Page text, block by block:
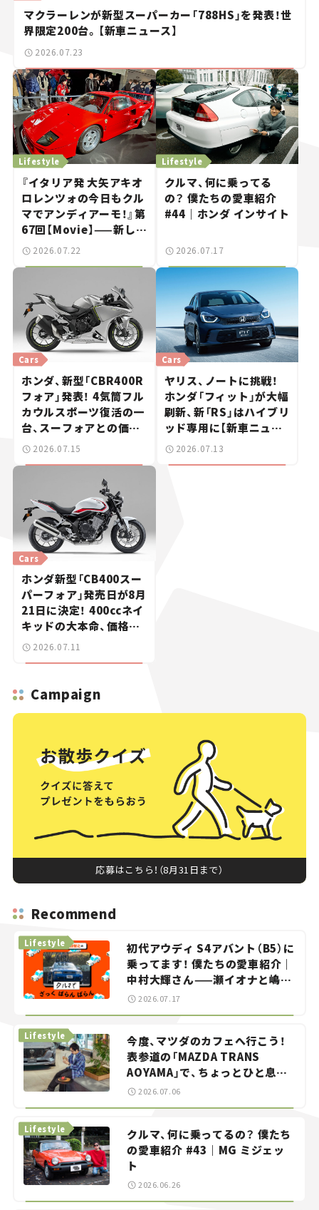
マクラーレンが新型スーパーカー「788HS」を発表！世
界限定200台。【新車ニュース】
2026.07.23
Lifestyle
『イタリア発 大矢アキオ
ロレンツォの今日もクル
マでアンディアーモ！』第
67回【Movie】——新しい
スーパーカーショーで起
きた、若者たちの「驚き」
2026.07.22
Lifestyle
クルマ、何に乗ってる
の？ 僕たちの愛車紹介
#44｜ホンダ インサイト
2026.07.17
Cars
ホンダ、新型「CBR400R
フォア」発表！ 4気筒フル
カウルスポーツ復活の一
台、スーフォアとの価格
差は20万円【新車ニュー
2026.07.15
Cars
ヤリス、ノートに挑戦！
ホンダ「フィット」が大幅
刷新、新「RS」はハイブリ
ッド専用に【新車ニュー
ス】2026.07.13
Cars
ホンダ新型「CB400スー
パーフォア」発売日が8月
21日に決定！ 400ccネイ
キッドの大本命、価格は
100万円切りの99万
2026.07.11
Campaign
応募はこちら！（8月31日まで）
Recommend
初代アウディ S4アバント（B5）に
乗ってます！ 僕たちの愛車紹介｜
中村大輝さん——瀬イオナと嶋田
智之の「クルマでざっくばらんば
Lifestyle
2026.07.17
今度、マツダのカフェへ行こう！
表参道の「MAZDA TRANS
AOYAMA」で、ちょっとひと息。
——連載｜CCGとクルマでどうす
る？＜第13回＞
Lifestyle
2026.07.06
クルマ、何に乗ってるの？ 僕たち
の愛車紹介 #43｜MG ミジェッ
ト
Lifestyle
2026.06.26